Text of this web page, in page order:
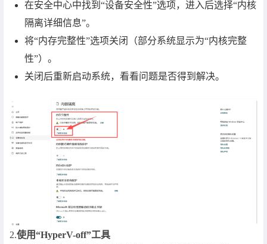
在安全中心中找到“设备安全性”选项，进入后选择“内核
隔离详细信息”。
将“内存完整性”选项关闭（部分系统显示为“内核完整
性”）。
关闭后重新启动系统，看看问题是否得到解决。
2.使用“HyperV-off”工具